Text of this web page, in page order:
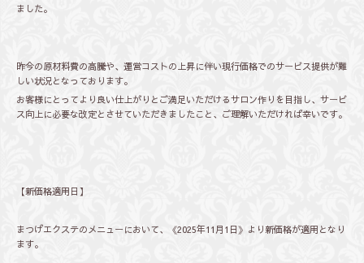
ました。
昨今の原材料費の高騰や、運営コストの上昇に伴い現行価格でのサービス提供が難
しい状況となっております。
お客様にとってより良い仕上がりとご満足いただけるサロン作りを目指し、サービ
ス向上に必要な改定とさせていただきましたこと、ご理解いただければ幸いです。
【新価格適用日】
まつげエクステのメニューにおいて、《2025年11月1日》より新価格が適用となり
ます。